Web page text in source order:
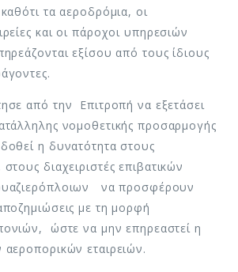
τα αεροδρόμια, οι
και οι πάροχοι υπηρεσιών
εξίσου από τους ίδιους
από την Επιτροπή να εξετάσει
νομοθετικής προσαρμογής
η δυνατότητα στους
διαχειριστές επιβατικών
να προσφέρουν
με τη μορφή
ώστε να μην επηρεαστεί η
εταιρειών.